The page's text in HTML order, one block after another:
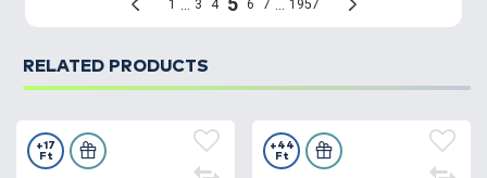
RELATED PRODUCTS
+17
Ft
+44
Ft